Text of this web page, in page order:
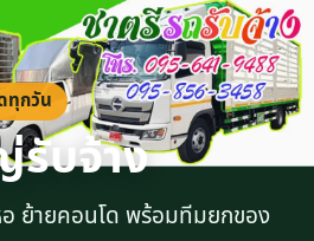
ทุกวัน
รับจ้าง
ย้ายคอนโด พร้อมทีมยกของ